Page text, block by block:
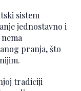
sistem
jednostavno i
pranja, što
tradiciji